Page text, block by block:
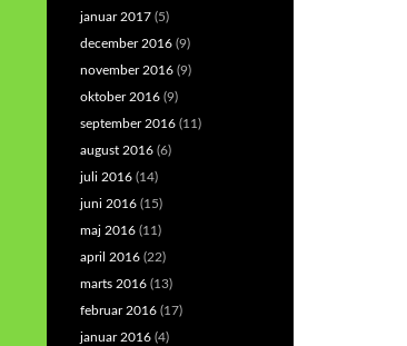
januar 2017 (5)
december 2016 (9)
november 2016 (9)
oktober 2016 (9)
september 2016 (11)
august 2016 (6)
juli 2016 (14)
juni 2016 (15)
maj 2016 (11)
april 2016 (22)
marts 2016 (13)
februar 2016 (17)
januar 2016 (4)